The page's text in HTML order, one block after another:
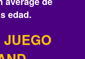
edad.